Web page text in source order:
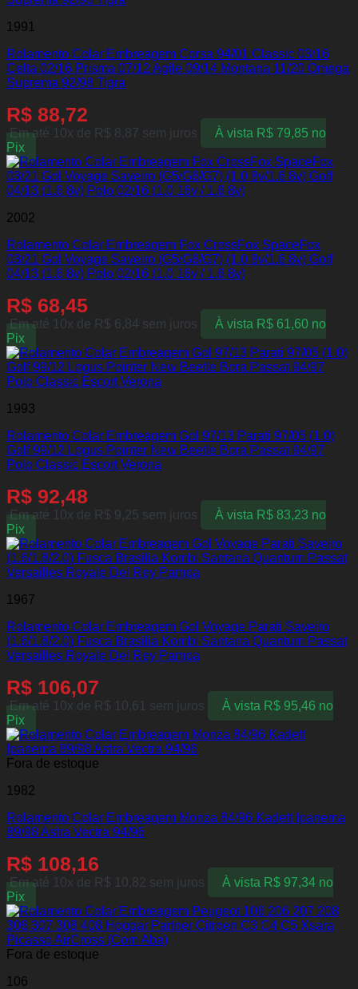
1991
Rolamento Colar Embreagem Corsa 94/01 Classic 03/16
Celta 02/16 Prisma 07/12 Agile 09/14 Montana 11/20 Omega
Suprema 92/98 Tigra
R$ 88,72
Em até 10x de R$ 8,87 sem juros À vista R$79,85 no
Pix
2002
Rolamento Colar Embreagem Fox CrossFox SpaceFox
03/21 Gol Voyage Saveiro (G5/G6/G7) (1.0 8v/1.6 8v) Golf
04/13 (1.6 8v) Polo 02/16 (1.0 16v / 1.6 8v)
R$ 68,45
Em até 10x de R$ 6,84 sem juros À vista R$61,60 no
Pix
1993
Rolamento Colar Embreagem Gol 97/13 Parati 97/05 (1.0)
Golf 99/12 Logus Pointer New Beetle Bora Passat 94/97
Polo Classic Escort Verona
R$ 92,48
Em até 10x de R$ 9,25 sem juros À vista R$83,23 no
Pix
1967
Rolamento Colar Embreagem Gol Voyage Parati Saveiro
(1.6/1.8/2.0) Fusca Brasilia Kombi Santana Quantum Passat
Versailles Royale Del Rey Pampa
R$ 106,07
Em até 10x de R$ 10,61 sem juros À vista R$95,46 no
Pix
Fora de estoque
1982
Rolamento Colar Embreagem Monza 84/96 Kadett Ipanema
89/98 Astra Vectra 94/96
R$ 108,16
Em até 10x de R$ 10,82 sem juros À vista R$97,34 no
Pix
Fora de estoque
106